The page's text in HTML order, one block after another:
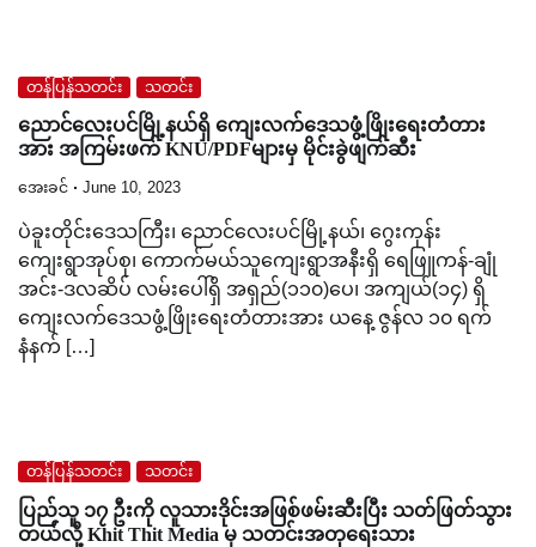
တန်ပြန်သတင်း သတင်း
ညောင်လေးပင်မြို့နယ်ရှိ ကျေးလက်ဒေသဖွံ့ဖြိုးရေးတံတား
အား အကြမ်းဖက် KNU/PDFများမှ မိုင်းခွဲဖျက်ဆီး
အေးခင် June 10, 2023
ပဲခူးတိုင်းဒေသကြီး၊ ညောင်လေးပင်မြို့နယ်၊ ဂွေးကုန်း
ကျေးရွာအုပ်စု၊ ကောက်မယ်သူကျေးရွာအနီးရှိ ရေဖြူကန်-ချုံ
အင်း-ဒလဆိပ် လမ်းပေါ်ရှိ အရှည်(၁၁၀)ပေ၊ အကျယ်(၁၄) ရှိ
ကျေးလက်ဒေသဖွံ့ဖြိုးရေးတံတားအား ယနေ့ ဇွန်လ ၁၀ ရက်
နံနက် […]
တန်ပြန်သတင်း သတင်း
ပြည်သူ ၁၇ ဦးကို လူသားဒိုင်းအဖြစ်ဖမ်းဆီးပြီး သတ်ဖြတ်သွား
တယ်လို့ Khit Thit Media မှ သတင်းအတုရေးသား